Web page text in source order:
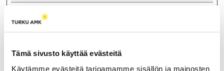
Tämä sivusto käyttää evästeitä
Käytämme evästeitä tarjoamamme sisällön ja mainosten
ion_id_#
login.neutr
.com
TikTok, for tracking
services.
__tt_embe TikTok Registers data on the Istunto